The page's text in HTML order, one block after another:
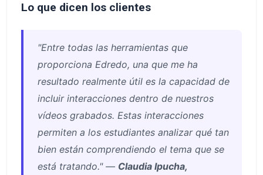
Lo que dicen los clientes
"Entre todas las herramientas que
proporciona Edredo, una que me ha
resultado realmente útil es la capacidad de
incluir interacciones dentro de nuestros
vídeos grabados. Estas interacciones
permiten a los estudiantes analizar qué tan
bien están comprendiendo el tema que se
está tratando." — Claudia Ipucha,